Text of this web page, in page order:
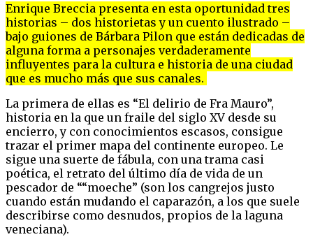
Enrique Breccia presenta en esta oportunidad tres
historias – dos historietas y un cuento ilustrado –
bajo guiones de Bárbara Pilon que están dedicadas de
alguna forma a personajes verdaderamente
influyentes para la cultura e historia de una ciudad
que es mucho más que sus canales.
La primera de ellas es “El delirio de Fra Mauro”,
historia en la que un fraile del siglo XV desde su
encierro, y con conocimientos escasos, consigue
trazar el primer mapa del continente europeo. Le
sigue una suerte de fábula, con una trama casi
poética, el retrato del último día de vida de un
pescador de ““moeche” (son los cangrejos justo
cuando están mudando el caparazón, a los que suele
describirse como desnudos, propios de la laguna
veneciana).